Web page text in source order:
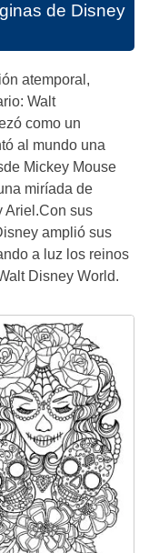
de Disney
atemporal,
Walt
como un
al mundo una
Mickey Mouse
miríada de
Ariel.Con sus
amplió sus
a luz los reinos
Disney World.